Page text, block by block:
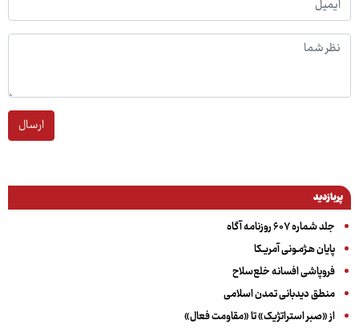
ارسال
پربازدید
جلد شماره ۶۰۷ روزنامه آگاه
پایان هـژمـونی آمریـکا
فروپاشی افسانه خلع‌سلاح
منطق دیدبانی تمدن اسلامی
از «صبر استراتژیک» تا «مقاومت فعال»